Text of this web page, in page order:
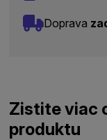
Doprava
Zistite viac
produktu